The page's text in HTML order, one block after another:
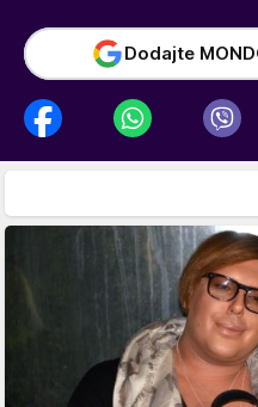
Dodajte